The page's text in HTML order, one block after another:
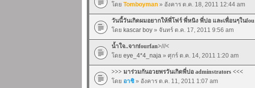
โดย Tomboyman » อังคาร ต.ค. 18, 2011 12:44 am
วันนี้วันเกิดผมอยากให้พี่โฟร์ พี่หนิง พี่ปอ และเพื่อนๆในfou
โดย kascar boy » จันทร์ ต.ค. 17, 2011 9:56 am
น้ำใจ..จากfourfan>///<
โดย eye_4*4_naja » ศุกร์ ต.ค. 14, 2011 1:20 am
>>> มาร่วมกันอวยพรวันเกิดพี่ปอ adminstrators <<<
โดย อาชิ » อังคาร ต.ค. 11, 2011 1:07 am